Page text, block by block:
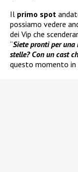
Il primo spot
possiamo vedere
dei Vip che
“Siete pronti per
stelle? Con un cast
questo momento